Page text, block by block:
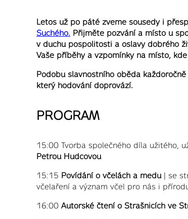
Letos už po páté zveme sousedy i
Suchého. Přijměte pozvání a místo u
v duchu pospolitosti a oslavy dobrého
Vaše příběhy a vzpomínky na místo,
Podobu slavnostního oběda
který hodování doprovází.
PROGRAM
15:00 Tvorba společného díla užitého,
Petrou Hudcovou
15:15 Povídání o včelách a medu | se
včelaření a význam včel pro nás i
16:00 Autorské čtení o Strašnicích ve